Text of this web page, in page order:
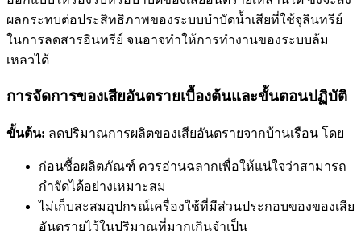
ผลกระทบต่อประสิทธิภาพของระบบบำบัดน้ำเสียที่ใช้จุลินทรีย์
ในการลดสารอินทรีย์ จนอาจทำให้การทำงานของระบบล้ม
เหลวได้
การจัดการของเสียอันตรายเบื้องต้นและขั้นตอนปฏิบัติ
ขั้นต้น: ลดปริมาณการผลิตของเสียอันตรายจากบ้านเรือน โดย
ก่อนซื้อผลิตภัณฑ์ ควรอ่านฉลากเพื่อให้แน่ใจว่าสามารถ
กำจัดได้อย่างเหมาะสม
ไม่เก็บสะสมอุปกรณ์เครื่องใช้ที่มีส่วนประกอบของของเสีย
อันตรายไว้ในปริมาณที่มากเกินจำเป็น